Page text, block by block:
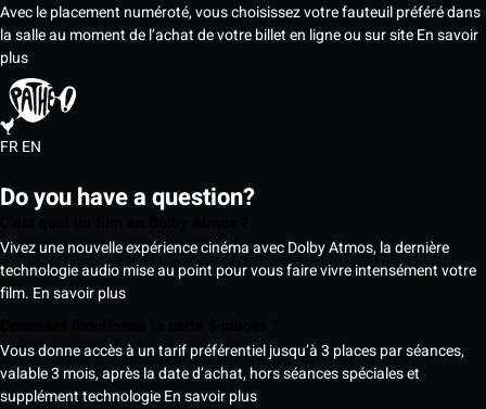
Avec le placement numéroté, vous choisissez votre fauteuil préféré dans
la salle au moment de l’achat de votre billet en ligne ou sur siteEn savoir
plus
FREN
Do you have a question?
Vivez une nouvelle expérience cinéma avec Dolby Atmos, la dernière
technologie audio mise au point pour vous faire vivre intensément votre
film. En savoir plus
Vous donne accès à un tarif préférentiel jusqu’à 3 places par séances,
valable 3 mois, après la date d’achat, hors séances spéciales et
supplément technologieEn savoir plus